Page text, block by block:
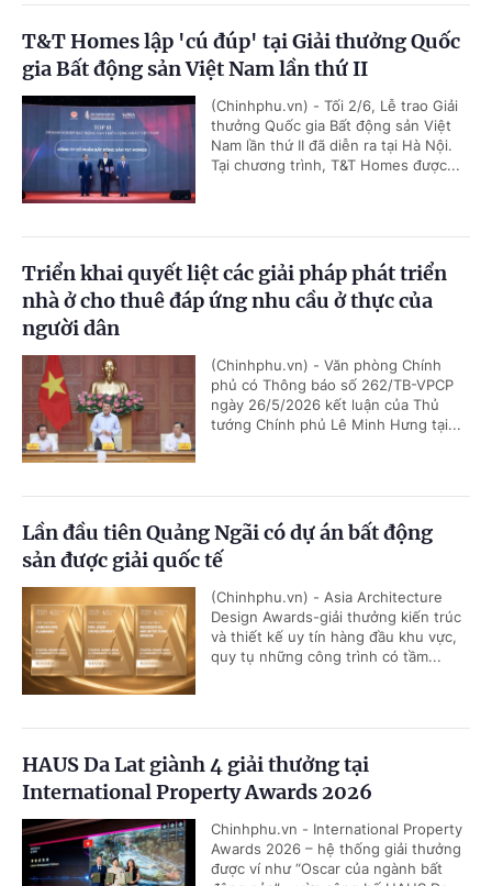
T&T Homes lập 'cú đúp' tại Giải thưởng Quốc
gia Bất động sản Việt Nam lần thứ II
(Chinhphu.vn) - Tối 2/6, Lễ trao Giải
thưởng Quốc gia Bất động sản Việt
Nam lần thứ II đã diễn ra tại Hà Nội.
Tại chương trình, T&T Homes được...
Triển khai quyết liệt các giải pháp phát triển
nhà ở cho thuê đáp ứng nhu cầu ở thực của
người dân
(Chinhphu.vn) - Văn phòng Chính
phủ có Thông báo số 262/TB-VPCP
ngày 26/5/2026 kết luận của Thủ
tướng Chính phủ Lê Minh Hưng tại...
Lần đầu tiên Quảng Ngãi có dự án bất động
sản được giải quốc tế
(Chinhphu.vn) - Asia Architecture
Design Awards-giải thưởng kiến trúc
và thiết kế uy tín hàng đầu khu vực,
quy tụ những công trình có tầm...
HAUS Da Lat giành 4 giải thưởng tại
International Property Awards 2026
Chinhphu.vn - International Property
Awards 2026 – hệ thống giải thưởng
được ví như “Oscar của ngành bất